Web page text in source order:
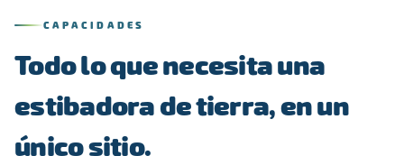
CAPACIDADES
Todo lo que necesita una
estibadora de tierra, en un
único sitio.